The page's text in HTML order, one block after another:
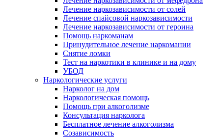
Лечение наркозависимости от солей
Лечение спайсовой наркозависимости
Лечение наркозависимости от героина
Помощь наркоманам
Принудительное лечение наркомании
Снятие ломки
Тест на наркотики в клинике и на дому
УБОД
Наркологические услуги
Нарколог на дом
Наркологическая помощь
Помощь при алкоголизме
Консультация нарколога
Бесплатное лечение алкоголизма
Созависимость